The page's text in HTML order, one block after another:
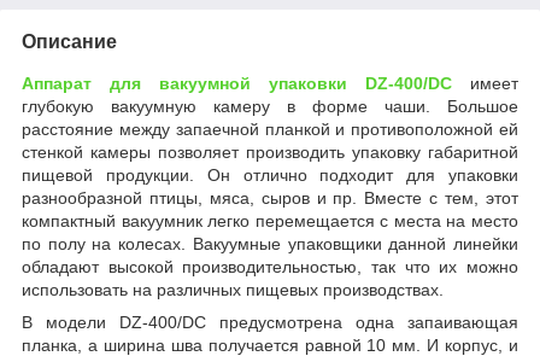
Описание
Аппарат для вакуумной упаковки DZ-400/DC имеет
глубокую вакуумную камеру в форме чаши. Большое
расстояние между запаечной планкой и противоположной ей
стенкой камеры позволяет производить упаковку габаритной
пищевой продукции. Он отлично подходит для упаковки
разнообразной птицы, мяса, сыров и пр. Вместе с тем, этот
компактный вакуумник легко перемещается с места на место
по полу на колесах. Вакуумные упаковщики данной линейки
обладают высокой производительностью, так что их можно
использовать на различных пищевых производствах.
В модели DZ-400/DC предусмотрена одна запаивающая
планка, а ширина шва получается равной 10 мм. И корпус, и